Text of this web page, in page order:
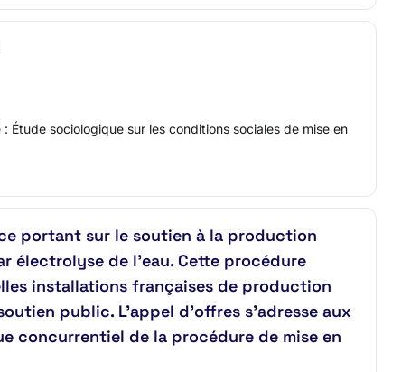
sociologique sur les conditions sociales de mise en
portant sur le soutien à la production
électrolyse de l’eau. Cette procédure
installations françaises de production
public. L'appel d'offres s'adresse aux
concurrentiel de la procédure de mise en